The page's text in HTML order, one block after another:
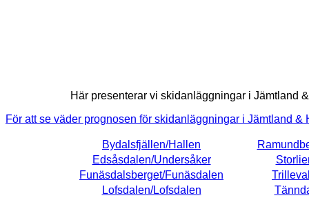
Här presenterar vi skidanläggningar i Jämtland
För att se väder prognosen för skidanläggningar i Jämtland
Bydalsfjällen/Hallen
Edsåsdalen/Undersåker
Funäsdalsberget/Funäsdalen
Lofsdalen/Lofsdalen